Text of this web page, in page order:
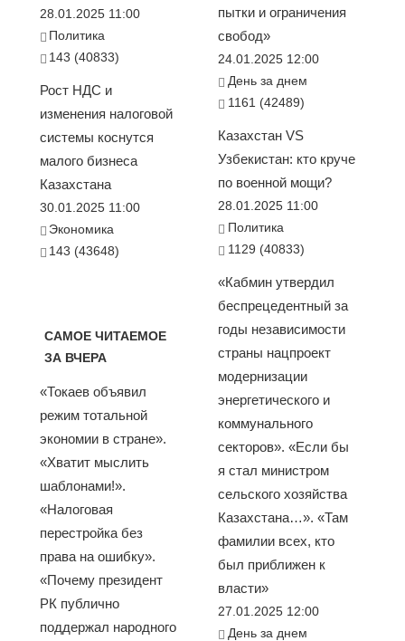
28.01.2025 11:00
Политика
143 (40833)
Рост НДС и
изменения налоговой
системы коснутся
малого бизнеса
Казахстана
30.01.2025 11:00
Экономика
143 (43648)
САМОЕ ЧИТАЕМОЕ
ЗА ВЧЕРА
«Токаев объявил
режим тотальной
экономии в стране».
«Хватит мыслить
шаблонами!».
«Налоговая
перестройка без
права на ошибку».
«Почему президент
РК публично
поддержал народного
пытки и ограничения
свобод»
24.01.2025 12:00
День за днем
1161 (42489)
Казахстан VS
Узбекистан: кто круче
по военной мощи?
28.01.2025 11:00
Политика
1129 (40833)
«Кабмин утвердил
беспрецедентный за
годы независимости
страны нацпроект
модернизации
энергетического и
коммунального
секторов». «Если бы
я стал министром
сельского хозяйства
Казахстана…». «Там
фамилии всех, кто
был приближен к
власти»
27.01.2025 12:00
День за днем